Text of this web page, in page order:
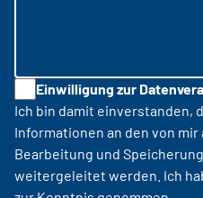
Einwilligung zur
Ich bin damit einverstanden,
Informationen an den von
Bearbeitung und
weitergeleitet werden. Ich